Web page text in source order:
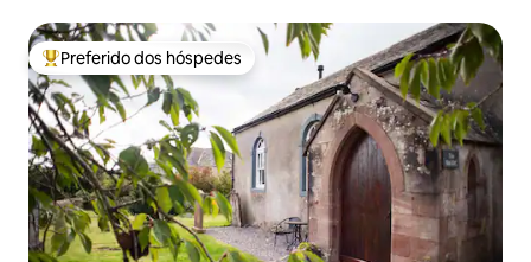
Entre os melhores preferidos dos hóspedes
Preferido dos hóspedes